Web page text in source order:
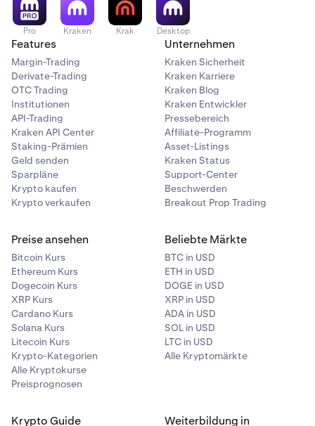
Preis zu kaufen oder zu verkaufen.
Betriebliche Risiken: Technische Probleme,
Börsenausfälle oder Wallet-Fehlfunktionen können
den Zugang zu Mitteln verhindern.
Betrugsrisiken
: Betrügerische Projekte oder
Schneeballsysteme können zum vollständigen
Verlust von Investitionen führen.
Technologische Risiken
: Bugs oder Fehler in der
Blockchain-Technologie können die Funktionalität
oder den Wert einer Kryptowährung untergraben.
Gegenpartei-Risiken
: Wenn eine Krypto-Börse oder
-Plattform insolvent geht oder gehackt wird, verlierst
Smart Contract-Risiken
: Schwachstellen oder Bugs
in Smart Contracts können missbraucht werden, was
zum Verlust von Mitteln oder zum Scheitern des
Kontrakts führen kann.
Pro Kraken Krak Desktop
Features
Margin-Trading
Derivate-Trading
OTC Trading
Institutionen
API-Trading
Kraken API Center
Staking-Prämien
Geld senden
Sparpläne
Krypto kaufen
Krypto verkaufen
Unternehmen
Kraken Sicherheit
Kraken Karriere
Kraken Blog
Kraken Entwickler
Pressebereich
Affiliate-Programm
Asset-Listings
Kraken Status
Support-Center
Beschwerden
Breakout Prop Trading
Preise ansehen
Bitcoin Kurs
Ethereum Kurs
Dogecoin Kurs
XRP Kurs
Cardano Kurs
Solana Kurs
Litecoin Kurs
Krypto-Kategorien
Alle Kryptokurse
Preisprognosen
Beliebte Märkte
BTC in USD
ETH in USD
DOGE in USD
XRP in USD
ADA in USD
SOL in USD
LTC in USD
Alle Kryptomärkte
Krypto Guide
Weiterbildung in